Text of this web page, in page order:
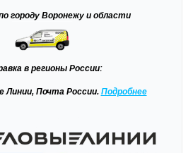
городу Воронежу и области
в регионы России:
Линии, Почта России. Подробнее